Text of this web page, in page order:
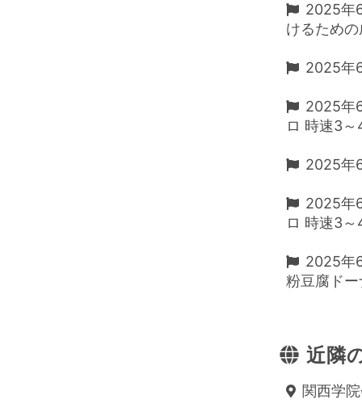
2025年
けるため
2025年
2025年
ロ 時速3
2025年
2025年
ロ 時速3
2025年
粉豆腐ド
近隣
関西学